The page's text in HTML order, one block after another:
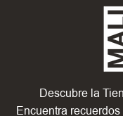
Descubre la
Encuentra